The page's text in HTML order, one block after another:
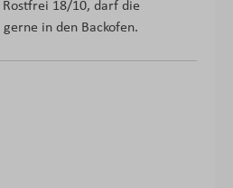
18/10, darf die
in den Backofen.